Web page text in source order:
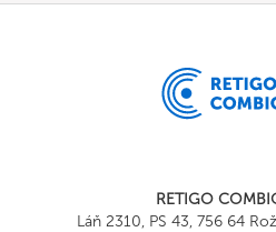
RETIGO
Láň 2310, PS 43, 756 64